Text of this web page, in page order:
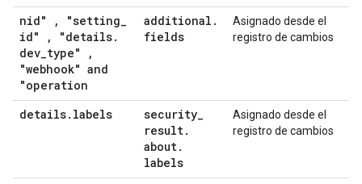
nid" , "setting_
id"
, "details.
dev_type"
,
"webhook" and
"operation
additional .
fields
Asignado desde el
registro de cambios
details. labels security_
result.
about.
labels
Asignado desde el
registro de cambios